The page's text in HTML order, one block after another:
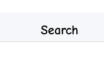
Search